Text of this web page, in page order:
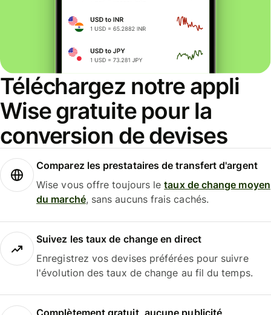
Téléchargez notre appli
Wise gratuite pour la
conversion de devises
Comparez les prestataires de transfert d'argent
Wise vous offre toujours letaux de change moyen
du marché, sans aucuns frais cachés.
Suivez les taux de change en direct
Enregistrez vos devises préférées pour suivre
l'évolution des taux de change au fil du temps.
Complètement gratuit, aucune publicité